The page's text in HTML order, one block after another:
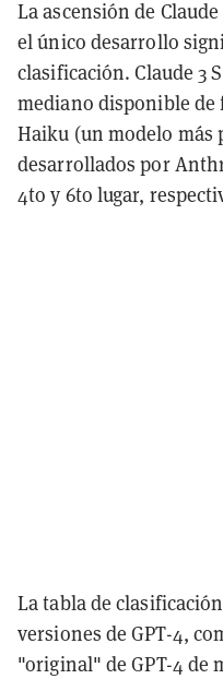
La ascensión de
el único desarrollo
clasificación. Claude 3
mediano disponible de
Haiku (un modelo más
desarrollados por
4to y 6to lugar,
La tabla de
versiones de GPT-4,
"original" de GPT-4 de